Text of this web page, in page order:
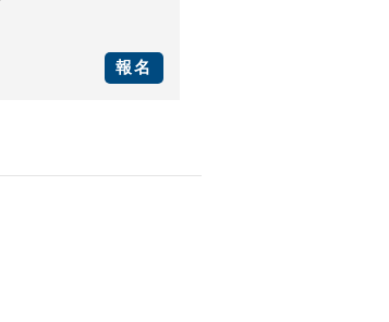
報名